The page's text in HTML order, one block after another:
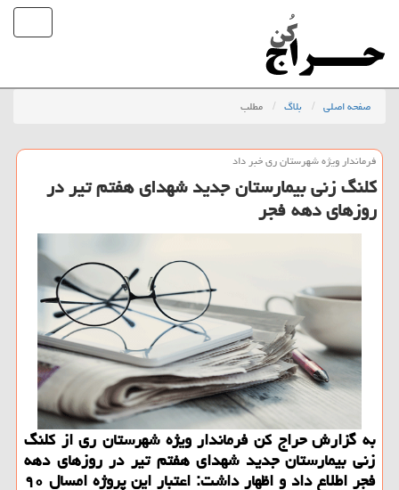
صفحه اصلی بلاگ مطلب
فرماندار ویژه شهرستان ری خبر داد
كلنگ زنی بیمارستان جدید شهدای هفتم تیر در
روزهای دهه فجر
به گزارش حراج كن فرماندار ویژه شهرستان ری از كلنگ
زنی بیمارستان جدید شهدای هفتم تیر در روزهای دهه
فجر اطلاع داد و اظهار داشت: اعتبار این پروژه امسال ۹۰